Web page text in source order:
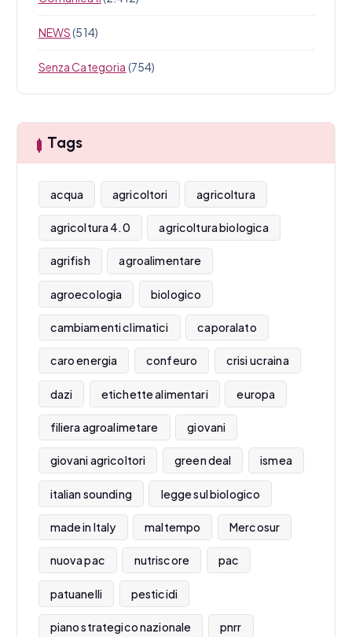
NEWS(514)
Senza Categoria (754)
Tags
acqua agricoltori agricoltura
agricoltura 4.0 agricoltura biologica
agrifish agroalimentare
agroecologia biologico
cambiamenti climatici caporalato
caro energia confeuro crisi ucraina
dazi etichette alimentari europa
filiera agroalimetare giovani
giovani agricoltori green deal ismea
italian sounding legge sul biologico
made in Italy maltempo Mercosur
nuova pac nutriscore pac
patuanelli pesticidi
piano strategico nazionale pnrr